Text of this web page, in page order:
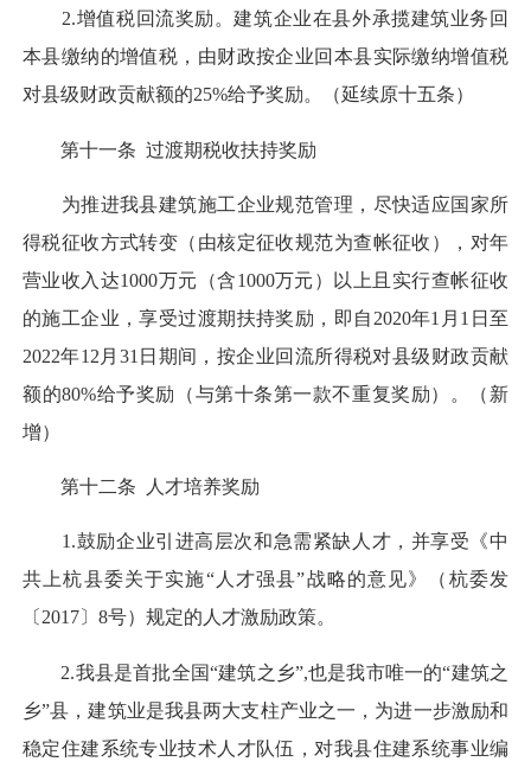
2.增值税回流奖励。建筑企业在县外承揽建筑业务回
本县缴纳的增值税，由财政按企业回本县实际缴纳增值税
对县级财政贡献额的25%给予奖励。（延续原十五条）
第十一条 过渡期税收扶持奖励
为推进我县建筑施工企业规范管理，尽快适应国家所
得税征收方式转变（由核定征收规范为查帐征收），对年
营业收入达1000万元（含1000万元）以上且实行查帐征收
的施工企业，享受过渡期扶持奖励，即自2020年1月1日至
2022年12月31日期间，按企业回流所得税对县级财政贡献
额的80%给予奖励（与第十条第一款不重复奖励）。（新
增）
第十二条 人才培养奖励
1.鼓励企业引进高层次和急需紧缺人才，并享受《中
共上杭县委关于实施“人才强县”战略的意见》（杭委发
〔2017〕8号）规定的人才激励政策。
2.我县是首批全国“建筑之乡”,也是我市唯一的“建筑之
乡”县，建筑业是我县两大支柱产业之一，为进一步激励和
稳定住建系统专业技术人才队伍，对我县住建系统事业编